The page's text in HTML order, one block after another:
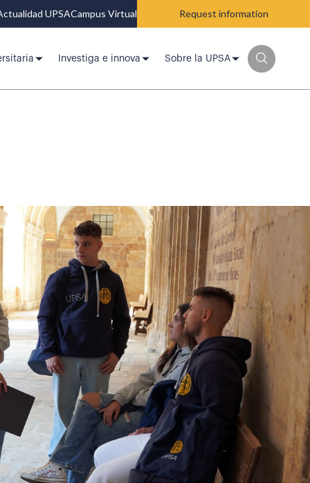
UPSACampus Virtual Request information
Investiga e innova Sobre la UPSA